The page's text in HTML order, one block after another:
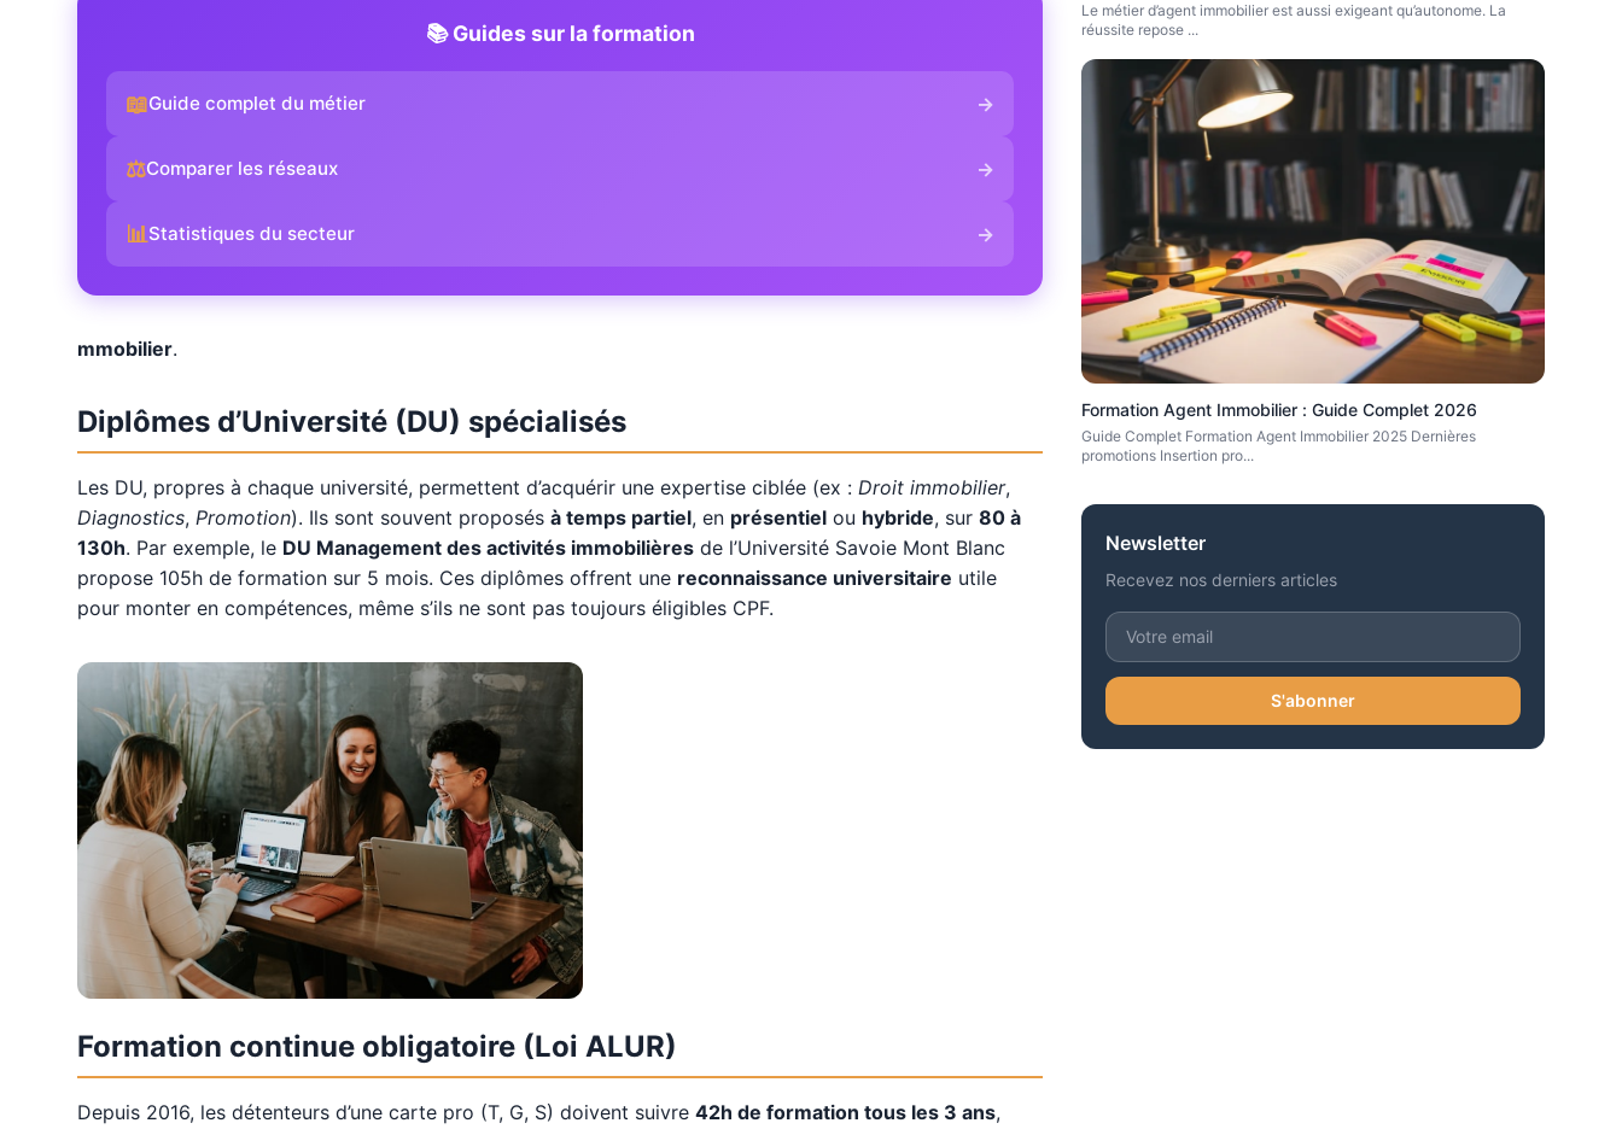
📚 Guides sur la formation
📖Guide complet du métier →
⚖️Comparer les réseaux →
📊Statistiques du secteur →
mmobilier.
Diplômes d’Université (DU) spécialisés
Les DU, propres à chaque université, permettent d’acquérir une expertise ciblée (ex : Droit immobilier,
Diagnostics, Promotion). Ils sont souvent proposés à temps partiel, en présentiel ou hybride, sur 80 à
130h. Par exemple, le DU Management des activités immobilières de l’Université Savoie Mont Blanc
propose 105h de formation sur 5 mois. Ces diplômes offrent une reconnaissance universitaire utile
pour monter en compétences, même s’ils ne sont pas toujours éligibles CPF.
Formation continue obligatoire (Loi ALUR)
Depuis 2016, les détenteurs d’une carte pro (T, G, S) doivent suivre 42h de formation tous les 3 ans,
Le métier d’agent immobilier est aussi exigeant qu’autonome. La
réussite repose ...
Formation Agent Immobilier : Guide Complet 2026
Guide Complet Formation Agent Immobilier 2025 Dernières
promotions Insertion pro...
Newsletter
Recevez nos derniers articles
S'abonner